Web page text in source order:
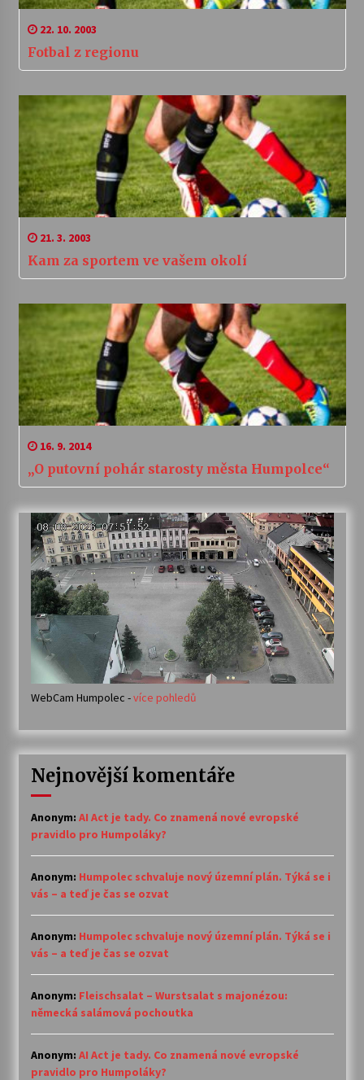
22. 10. 2003
Fotbal z regionu
21. 3. 2003
Kam za sportem ve vašem okolí
16. 9. 2014
„O putovní pohár starosty města Humpolce“
WebCam Humpolec -více pohledů
Nejnovější komentáře
Anonym: AI Act je tady. Co znamená nové evropské
pravidlo pro Humpoláky?
Anonym: Humpolec schvaluje nový územní plán. Týká se i
vás – a teď je čas se ozvat
Anonym: Humpolec schvaluje nový územní plán. Týká se i
vás – a teď je čas se ozvat
Anonym: Fleischsalat – Wurstsalat s majonézou:
německá salámová pochoutka
Anonym: AI Act je tady. Co znamená nové evropské
pravidlo pro Humpoláky?